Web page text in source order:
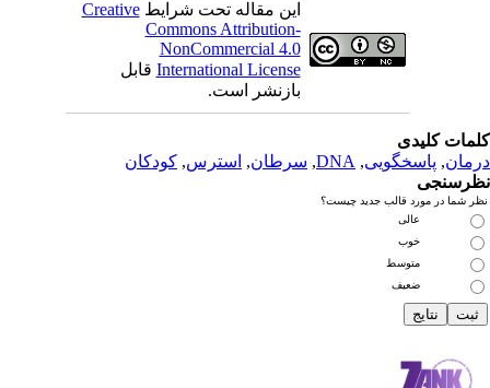
این مقاله تحت شرایطCreative
Commons Attribution-
NonCommercial 4.0
International Licenseقابل
بازنشر است.
,
DNA
,سرطان, استرس, کودکان
قالب جدید چیست؟
عالی
خوب
متوسط
ضعیف